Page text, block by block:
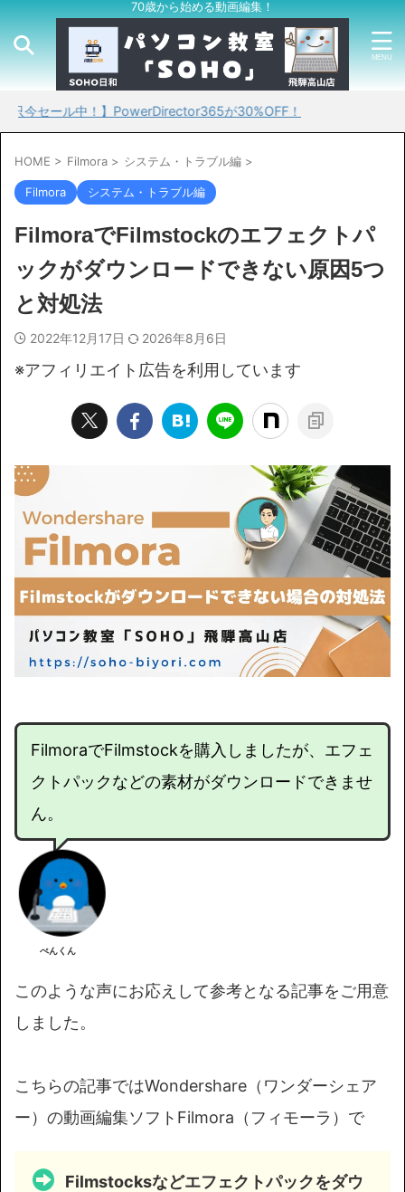
70歳から始める動画編集！
中！】PowerDirector365が30%OFF！
HOME > Filmora > システム・トラブル編 >
Filmora システム・トラブル編
FilmoraでFilmstockのエフェクトパ
ックがダウンロードできない原因5つ
と対処法
2022年12月17日 2026年8月6日
※アフィリエイト広告を利用しています
FilmoraでFilmstockを購入しましたが、エフェ
クトパックなどの素材がダウンロードできませ
ん。
ぺんくん
このような声にお応えして参考となる記事をご用意
しました。
こちらの記事ではWondershare（ワンダーシェア
ー）の動画編集ソフトFilmora（フィモーラ）で
Filmstocksなどエフェクトパックをダウ